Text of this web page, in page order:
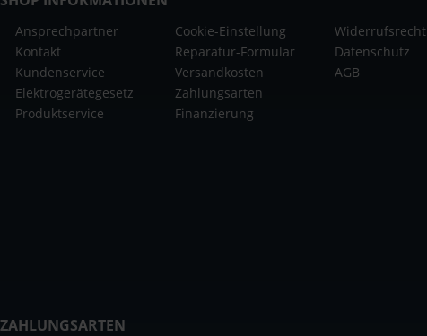
Ansprechpartner
Kontakt
Kundenservice
Elektrogerätegesetz
Produktservice
Cookie-Einstellung
Reparatur-Formular
Versandkosten
Zahlungsarten
Finanzierung
Widerrufsrecht
Datenschutz
AGB
ZAHLUNGSARTEN